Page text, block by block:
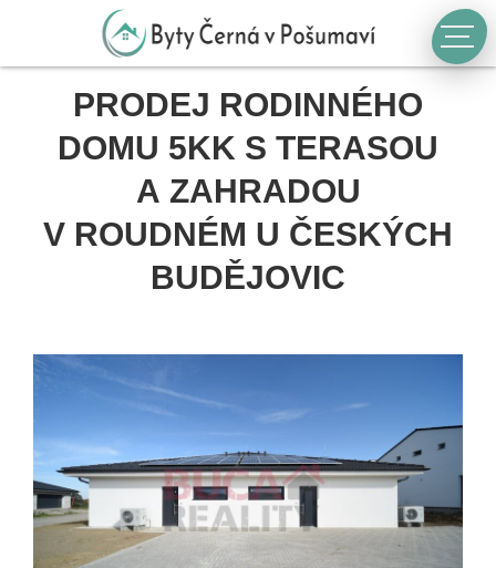
PRODEJ RODINNÉHO
DOMU 5KK S TERASOU
A ZAHRADOU
V ROUDNÉM U ČESKÝCH
BUDĚJOVIC